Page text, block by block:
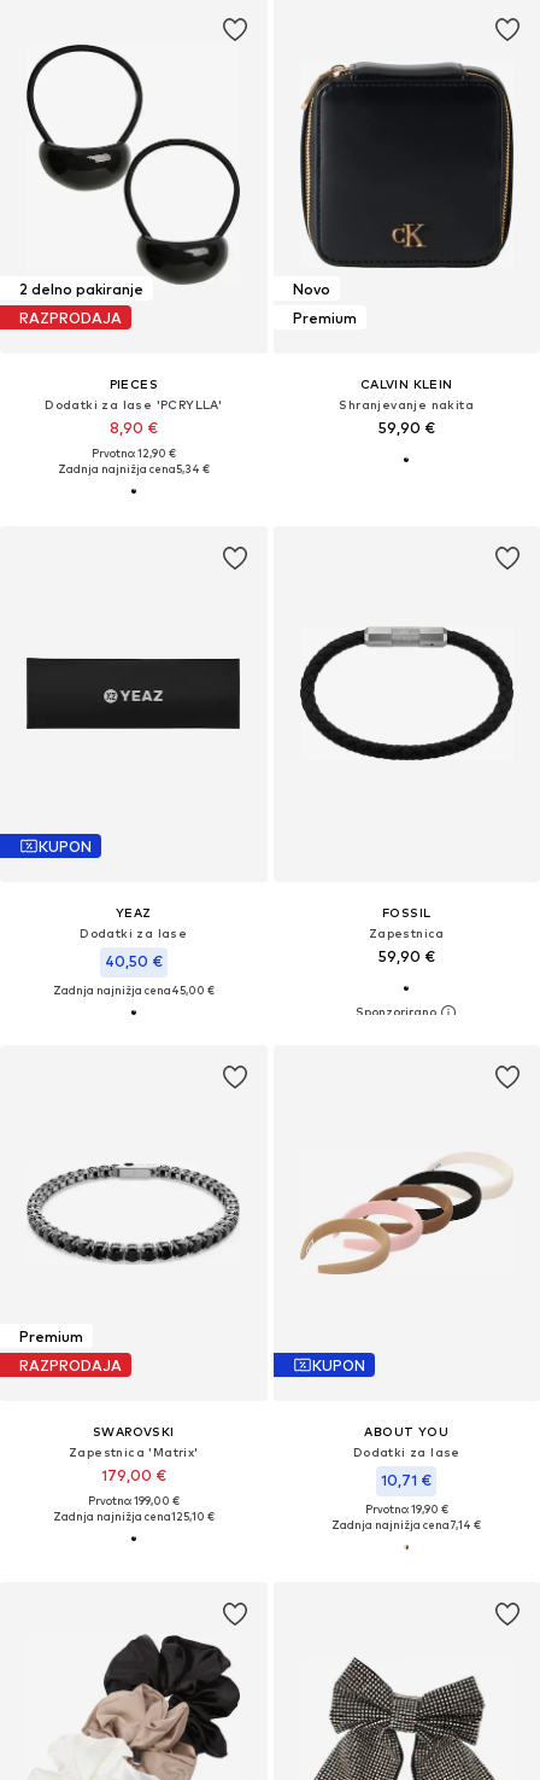
2 delno pakiranje
RAZPRODAJA
PIECES
Dodatki za lase 'PCRYLLA'
8,90 €
Prvotno: 12,90 €
Zadnja najnižja cena5,34 €
Novo
Premium
CALVIN KLEIN
Shranjevanje nakita
59,90 €
KUPON
YEAZ
Dodatki za lase
40,50 €
Zadnja najnižja cena45,00 €
FOSSIL
Zapestnica
59,90 €
Premium
RAZPRODAJA
SWAROVSKI
Zapestnica 'Matrix'
179,00 €
Prvotno: 199,00 €
Zadnja najnižja cena125,10 €
KUPON
ABOUT YOU
Dodatki za lase
10,71 €
Prvotno: 19,90 €
Zadnja najnižja cena7,14 €